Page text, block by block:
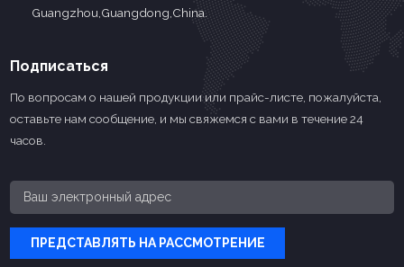
Guangzhou,Guangdong,China.
Подписаться
По вопросам о нашей продукции или прайс-листе, пожалуйста,
оставьте нам сообщение, и мы свяжемся с вами в течение 24
часов.
ПРЕДСТАВЛЯТЬ НА РАССМОТРЕНИЕ